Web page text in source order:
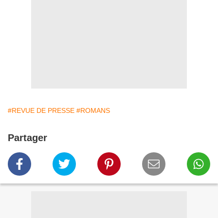
#REVUE DE PRESSE #ROMANS
Partager